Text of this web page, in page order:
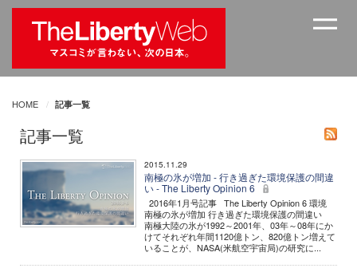
HOME 記事一覧
記事一覧
2015.11.29
南極の氷が増加 - 行き過ぎた環境保護の間違
い - The Liberty Opinion 6
2016年1月号記事 The Liberty Opinion 6 環境
南極の氷が増加 行き過ぎた環境保護の間違い
南極大陸の氷が1992～2001年、03年～08年にか
けてそれぞれ年間1120億トン、820億トン増えて
いることが、NASA(米航空宇宙局)の研究に...